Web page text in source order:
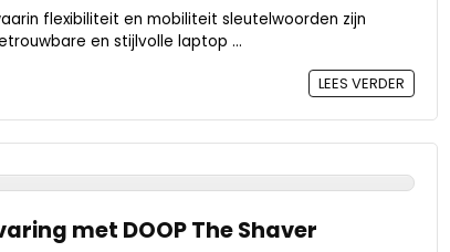
flexibiliteit en mobiliteit sleutelwoorden zijn
en stijlvolle laptop ...
LEES VERDER
met DOOP The Shaver